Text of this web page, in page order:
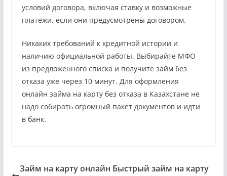
условий договора, включая ставку и возможные
платежи, если они предусмотрены договором.
Никаких требований к кредитной истории и
наличию официальной работы. Выбирайте МФО
из предложенного списка и получите займ без
отказа уже через 10 минут. Для оформления
онлайн займа на карту без отказа в Казахстане не
надо собирать огромный пакет документов и идти
в банк.
Займ на карту онлайн Быстрый займ на карту